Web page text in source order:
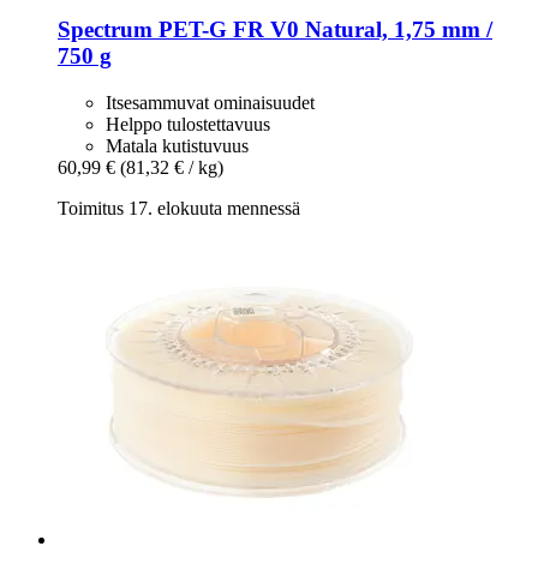
Spectrum PET-​G FR V0 Natural, 1,75 mm /
750 g
Itsesammuvat ominaisuudet
Helppo tulostettavuus
Matala kutistuvuus
60,99 € (81,32 € / kg)
Toimitus 17. elokuuta mennessä